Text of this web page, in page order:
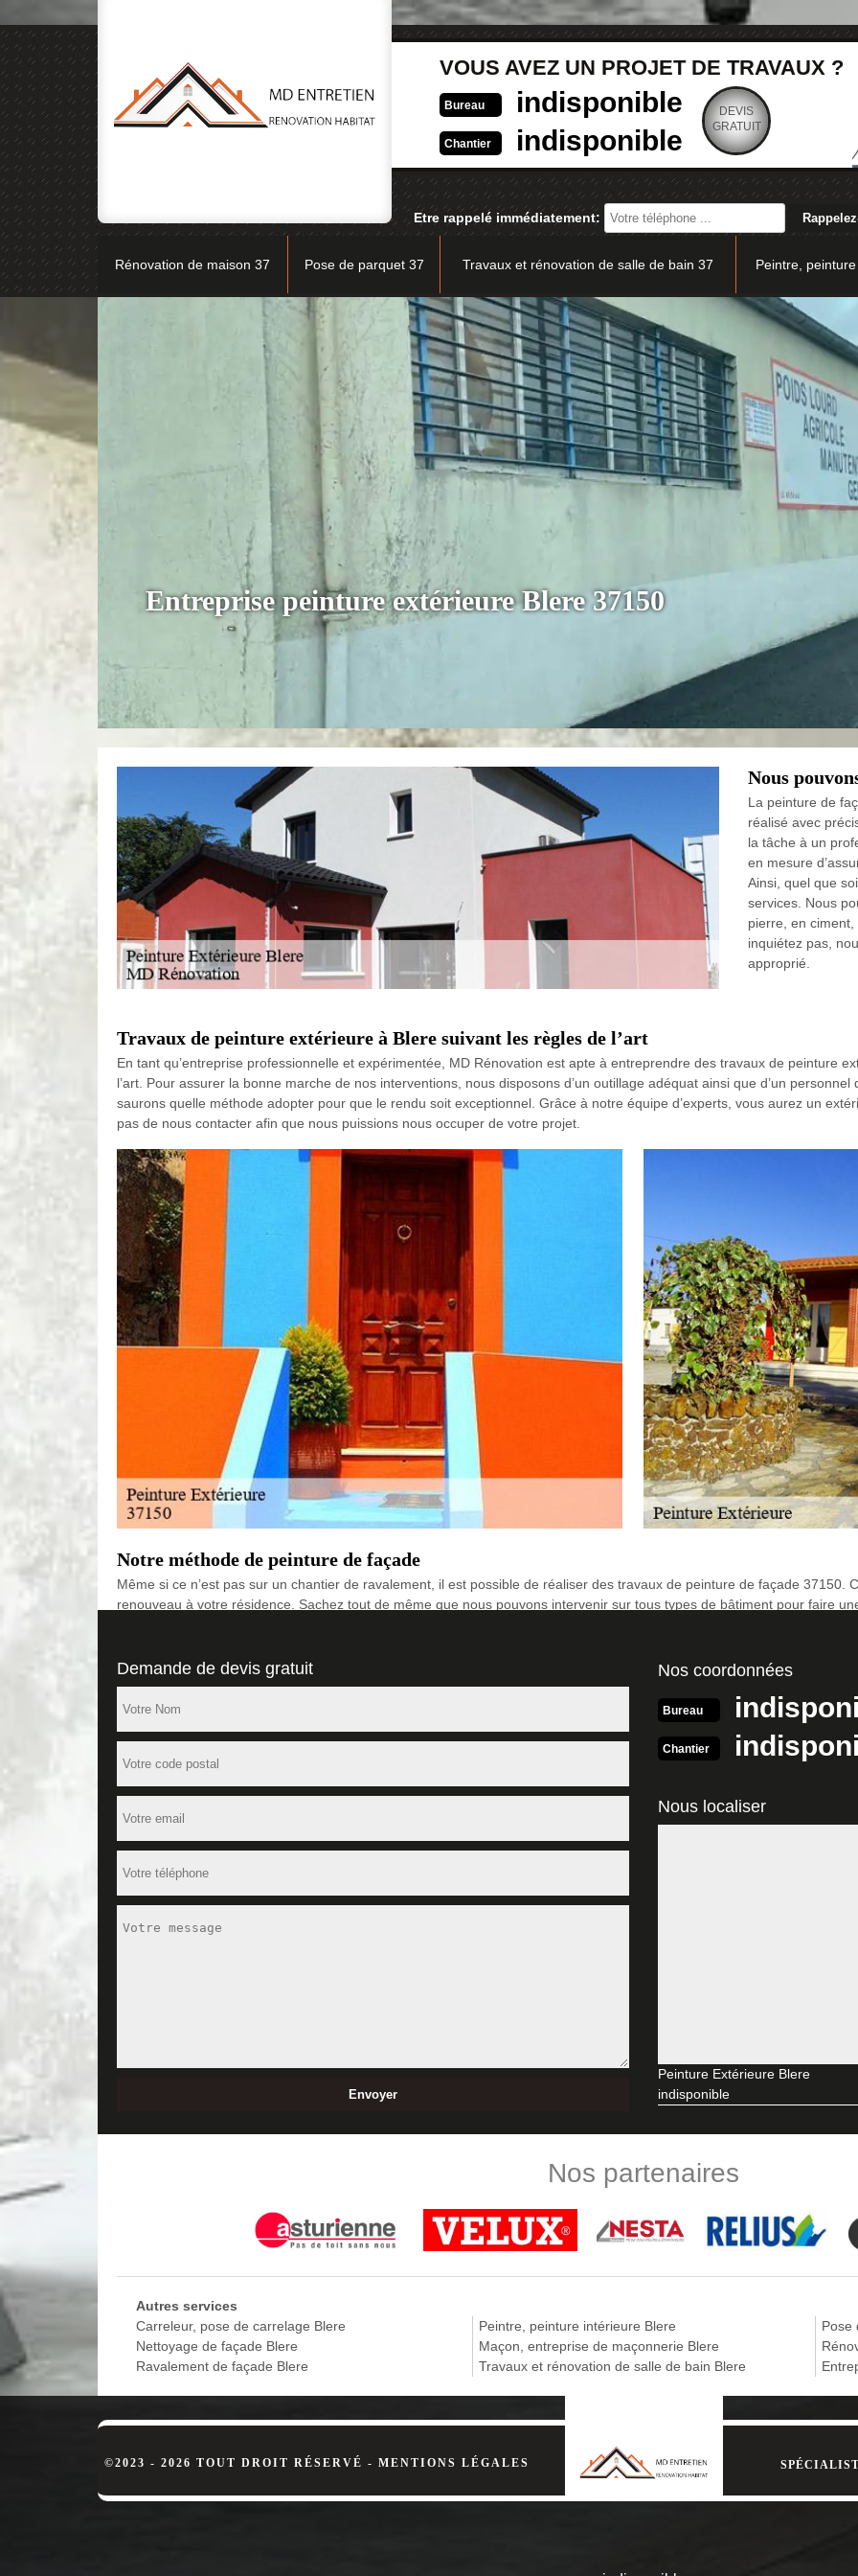
VOUS AVEZ UN PROJET DE TRAVAUX ?
Bureau indisponible
Chantier indisponible
DEVIS
GRATUIT
Etre rappelé immédiatement:
Rénovation de maison 37 Pose de parquet 37 Travaux et rénovation de salle de bain 37 Peintre,
Entreprise peinture extérieure Blere 37150
Nous
La peinture de
réalisé avec
la tâche à un
en mesure
Ainsi, quel que
services. Nous
pierre, en
inquiétez pas,
approprié.
Travaux de peinture extérieure à Blere suivant les règles de l’art
En tant qu’entreprise professionnelle et expérimentée, MD Rénovation est apte à entreprendre des travaux de peinture
l’art. Pour assurer la bonne marche de nos interventions, nous disposons d’un outillage adéquat ainsi que d’un
saurons quelle méthode adopter pour que le rendu soit exceptionnel. Grâce à notre équipe d’experts, vous aurez un
pas de nous contacter afin que nous puissions nous occuper de votre projet.
Notre méthode de peinture de façade
Même si ce n’est pas sur un chantier de ravalement, il est possible de réaliser des travaux de peinture de façade 37150.
renouveau à votre résidence. Sachez tout de même que nous pouvons intervenir sur tous types de bâtiment pour faire
Une entreprise de peinture de façade à Blere 37150
Vous prévoyez de peindre votre façade ? Alors, faites appel à MD Rénovation, une entreprise de peinture de façade
Grâce à notre savoir-faire, nous serons en mesure d’apporter une touche de couleur plus innovante à votre façade. Cela
habitation. Nous allons appliquer la méthode la plus adéquate afin que le résultat de nos interventions soit à la hauteur de
mettrons à votre écoute afin de mieux cerner vos besoins.
Faites appel à un artisan peinture extérieure à Blere
Comme nous le savons tous, le peinture extérieur d'une maison ou d'un bâtiment joue un grand rôle pour la protection
les différentes saisons annuelles. On sait que les rayons solaires ou la pluie peuvent endommager les murs. En effet, il
peinture pour éviter toute les pertes matérielles de la maison ou du bâtiment. Alors, si vous avez d’un professionnel pour
Artisan peinture extérieure du 37150
N’hésitez pas à effectuer une demande de devis auprès de l’entreprise MD Rénovation afin de prendre connaissance
devis peinture extérieure à Blere sera accessible gratuitement et sans engagement. Effectuez votre requête via le
demande dans les 24 heures qui la suivront.
MD Rénovation, pour des travaux de peinture extérieure pas chère
Vous êtes à la recherche d’un professionnel pouvant proposer des services de peinture extérieure 37150 de qualité au
Rénovation. Nous réalisons des travaux pas chers, pour le plus grand bonheur de nos clients. Votre budget est limité ?
des solutions sur mesure. Nous allons choisir la peinture qui sera la plus adaptée au support à peindre et à votre budget.
Blere, comptez sur MD Rénovation.
Dans la vie, la maison est l‘une des éléments la plus important dont nous devons nous concentrer et mettre en priorité.
réalisation d’une peinture extérieure est l’une des meilleures façons de l’embellir et de l’entretenir le plus longtemps
recommandé de l’effectuer. Mais cette opération exige quelque condition et nécessite beaucoup la main d’un expert.
votre façade à Blere, nous vous suggérons de faire appel à MD Rénovation car c’est une entreprise de peinture
37150.
Vos avantages en engageant l’entreprise peinture extérieure MD Rénovation
L’entreprise peinture extérieure MD Rénovation est un établissement qui possède plusieurs années d’expérience à son
évertuons à respecter les termes de notre contrat avec nos clients, à savoir le délai d’exécution des travaux et une
pour réaliser des travaux de peinture extérieure à Blere ou ses environs, sachez que nous prendrons en charge les frais
Demande de devis gratuit Nos coordonnées
Bureau
Chantier
Nous localiser
Peinture Extérieure Blere
indisponible
Nos partenaires
Autres services
Carreleur, pose de carrelage Blere
Nettoyage de façade Blere
Ravalement de façade Blere
Peintre, peinture intérieure Blere
Maçon, entreprise de maçonnerie Blere
Travaux et rénovation de salle de bain Blere
Pose
©2023 - 2026 TOUT DROIT RÉSERVÉ - MENTIONS LÉGALES